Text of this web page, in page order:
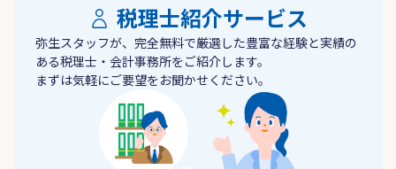
税理士紹介サービス
弥生スタッフが、完全無料で厳選した豊富な経験と実績の
ある税理士・会計事務所をご紹介します。
まずは気軽にご要望をお聞かせください。